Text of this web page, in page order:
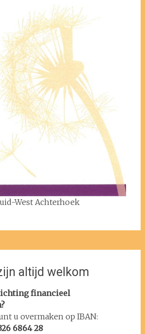
West Achterhoek
altijd welkom
financieel
u overmaken op IBAN:
6864 28